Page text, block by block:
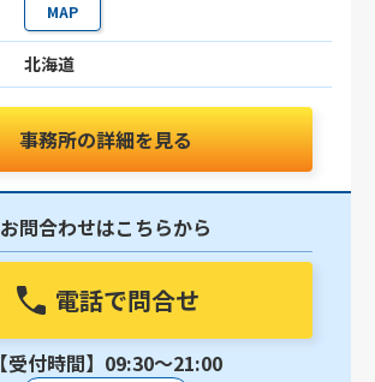
MAP
北海道
事務所の詳細を見る
お問合わせはこちらから
電話で問合せ
【受付時間】09:30〜21:00